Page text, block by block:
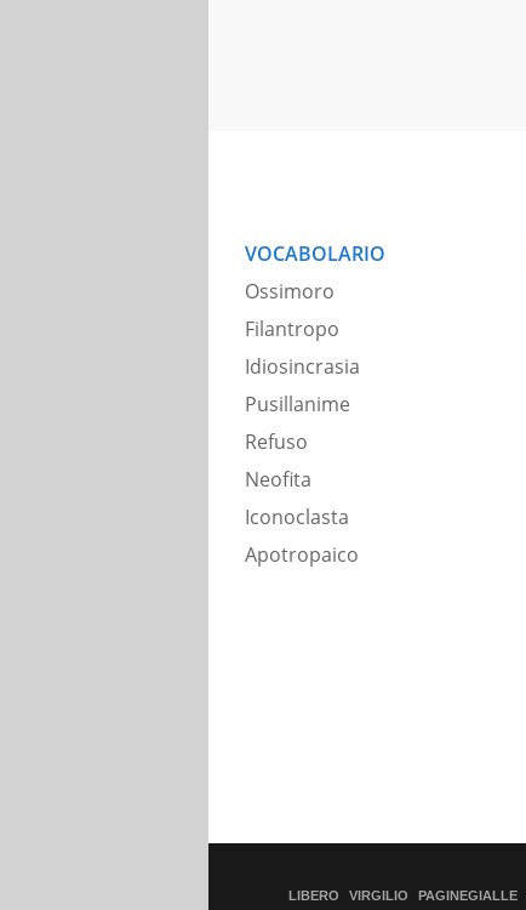
VOCABOLARIO
Ossimoro
Filantropo
Idiosincrasia
Pusillanime
Refuso
Neofita
Iconoclasta
Apotropaico
LIBERO VIRGILIO PAGINEGIALLE